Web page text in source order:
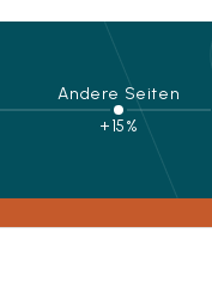
Andere Seiten
+15%